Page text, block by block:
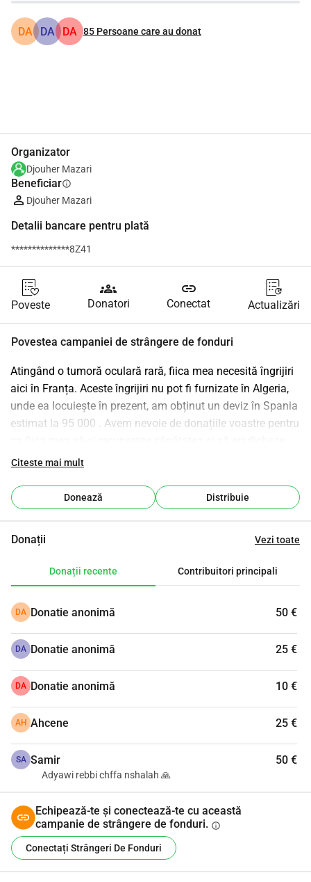
DA DA DA 85 Persoane care au donat
Organizator
Djouher Mazari
Beneficiarinfo
Djouher Mazari
Detalii bancare pentru plată
**************8Z41
Poveste
groups
Donatori
link
Conectat Actualizări
Povestea campaniei de strângere de fonduri
Atingând o tumoră oculară rară, fiica mea necesită îngrijiri
aici în Franța. Aceste îngrijiri nu pot fi furnizate în Algeria,
unde ea locuiește în prezent, am obținut un deviz în Spania
estimat la 95 000 . Avem nevoie de donațiile voastre pentru
boala.
Vă rugăm să distribuiți această strângere de fonduri cât
mai mult posibil.
Citeste mai mult
Donează Distribuie
Donații Vezi toate
Donații recente Contribuitori principali
DA Donatie anonimă 50 €
DA Donatie anonimă 25 €
DA Donatie anonimă 10 €
AH Ahcene 25 €
SA Samir 50 €
Adyawi rebbi chffa nshalah 🙏
Echipează-te și conectează-te cu această
campanie de strângere de fonduri. info
Conectați Strângeri De Fonduri